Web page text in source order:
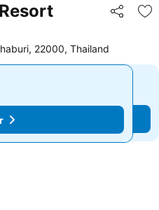
Dela
22000, Thailand